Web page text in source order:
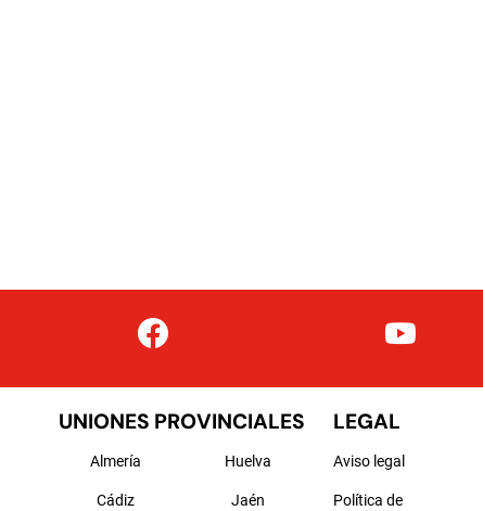
UNIONES PROVINCIALES
Almería
Cádiz
Huelva
Jaén
LEGAL
Aviso legal
Política de